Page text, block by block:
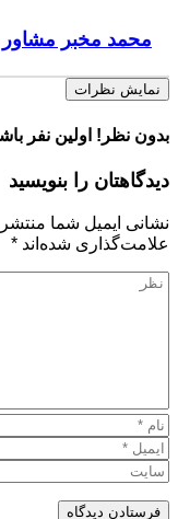
محمد مخبر
نمایش نظرات
بدون نظر! اولین نفر
دیدگاهتان را بنویسید
نشانی ایمیل شما
علامت‌گذاری شده‌اند *